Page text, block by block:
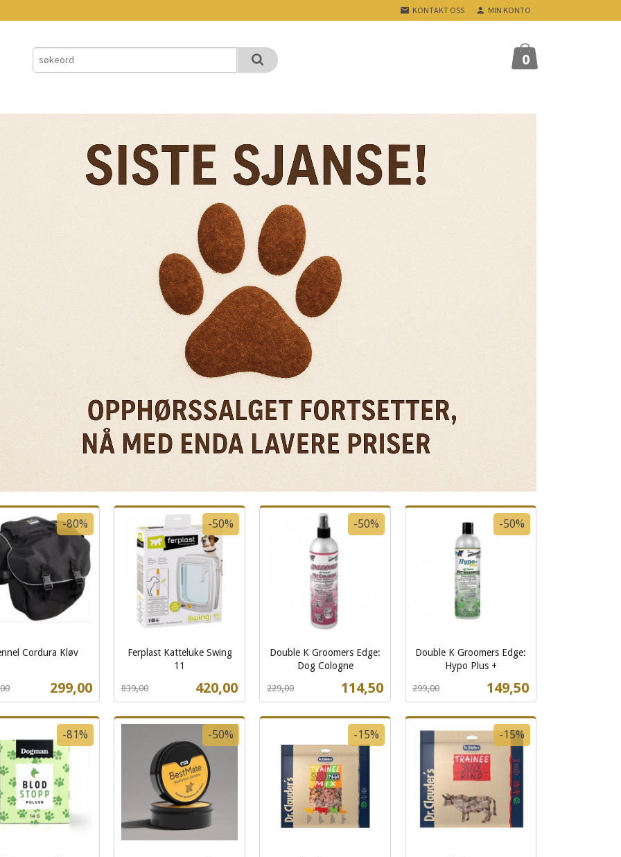
KONTAKT OSS MIN KONTO
0
Cordura Kløv
Tilbud
299,00
-80%
Ferplast Katteluke Swing
11
Tilbud
420,00
839,00
-50%
mva.
Double K Groomers Edge:
Dog Cologne
Tilbud
114,50
229,00
-50%
mva.
Double K Groomers Edge:
Hypo Plus +
Tilbud
149,50
299,00
-50%
mva.
Kjøp
-81% -50% -15% -15%